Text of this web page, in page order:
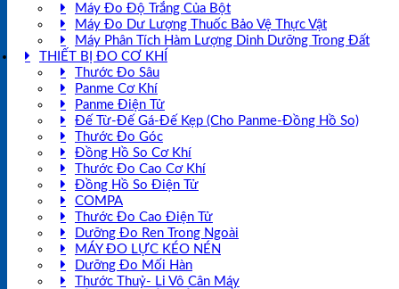
Máy Đo Độ Trắng Của Bột
Máy Đo Dư Lượng Thuốc Bảo Vệ Thực Vật
Máy Phân Tích Hàm Lượng Dinh Dưỡng Trong Đất
THIẾT BỊ ĐO CƠ KHÍ
Thước Đo Sâu
Panme Cơ Khí
Panme Điện Tử
Đế Từ-Đế Gá-Đế Kẹp (Cho Panme-Đồng Hồ So)
Thước Đo Góc
Đồng Hồ So Cơ Khí
Thước Đo Cao Cơ Khí
Đồng Hồ So Điện Tử
COMPA
Thước Đo Cao Điện Tử
Dưỡng Đo Ren Trong Ngoài
MÁY ĐO LỰC KÉO NÉN
Dưỡng Đo Mối Hàn
Thước Thuỷ- Li Vô Cân Máy